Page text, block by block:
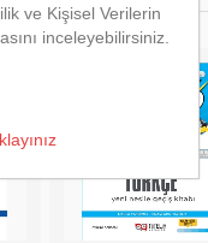
ve Kişisel Verilerin
inceleyebilirsiniz.